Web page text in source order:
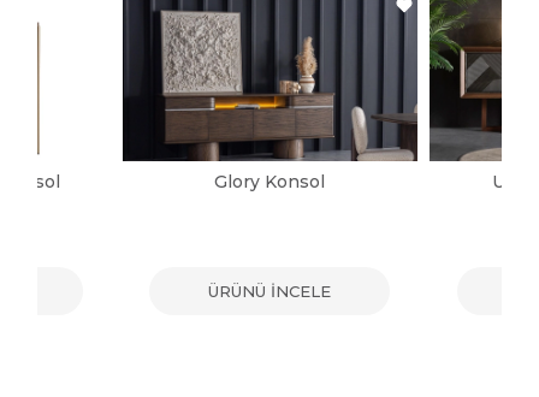
Glory Konsol
ÜRÜNÜ İNCELE